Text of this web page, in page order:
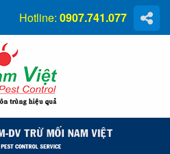
Hotline: 0907.741.077